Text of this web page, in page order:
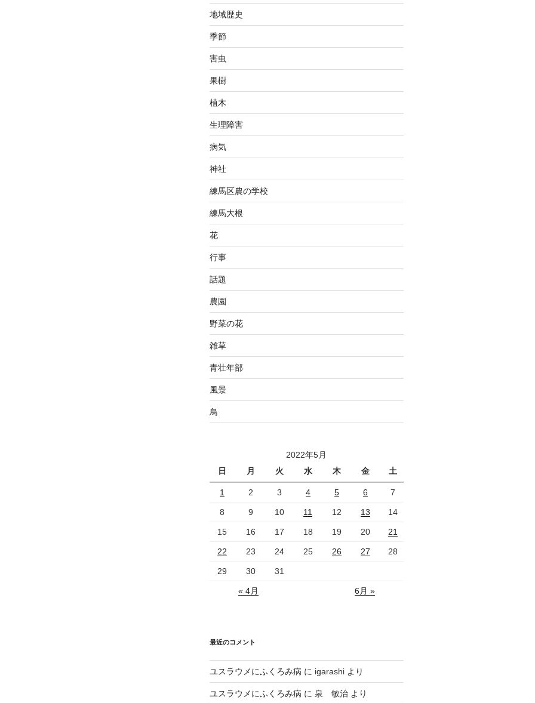
地域歴史
季節
害虫
果樹
植木
生理障害
病気
神社
練馬区農の学校
練馬大根
花
行事
話題
農園
野菜の花
雑草
青壮年部
風景
鳥
2022年5月
日
月 火 水 木 金 土
1 2 3 4 5 6 7
8 9 10 11 12 13 14
15 16 17 18 19 20 21
22 23 24 25 26 27 28
29 30 31
« 4月 6月 »
最近のコメント
ユスラウメにふくろみ病 に igarashiより
ユスラウメにふくろみ病 に 泉 敏治より